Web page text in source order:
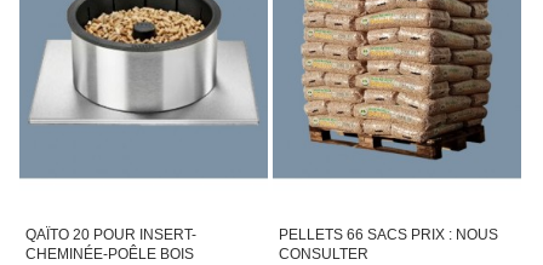
PELLETS 66 SACS PRIX : NOUS
CONSULTER
VITRE INSERT-POÊLE PRIX :
NOUS CONSULTER